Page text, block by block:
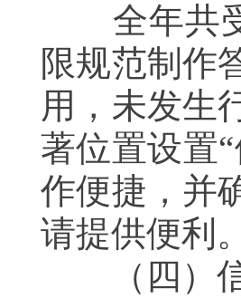
全年共受
限规范制作
用，未发生
著位置设置
作便捷，并
请提供便利。
（四）信